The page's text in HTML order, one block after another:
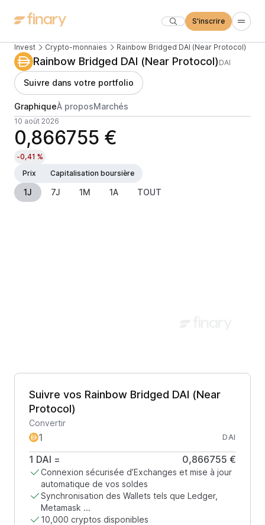
S'inscrire
Invest Crypto-monnaies Rainbow Bridged DAI (Near Protocol)
Rainbow Bridged DAI (Near Protocol) DAI
Suivre dans votre portfolio
GraphiqueÀ proposMarchés
10 août 2026
0,866755 €
-0,41 %
Prix
Capitalisation boursière
1J 7J 1M 1A TOUT
Suivre vos Rainbow Bridged DAI (Near
Protocol)
Convertir
DAI
1 DAI = 0,866755 €
Connexion sécurisée d’Exchanges et mise à jour
automatique de vos soldes
Synchronisation des Wallets tels que Ledger,
Metamask ...
10,000 cryptos disponibles